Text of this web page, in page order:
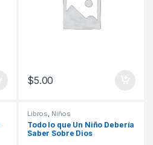
$5.00
Libros Niños
Todo lo que Un Niño Debería
Saber Sobre Dios